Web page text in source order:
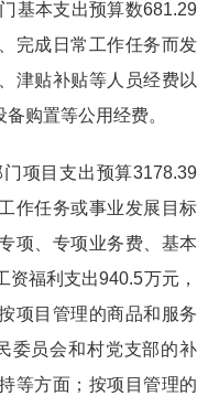
基本支出预算数681.29
完成日常工作任务而发
津贴补贴等人员经费以
购置等公用经费。
项目支出预算3178.39
作任务或事业发展目标
项、专项业务费、基本
福利支出940.5万元，
项目管理的商品和服务
委员会和村党支部的补
等方面；按项目管理的